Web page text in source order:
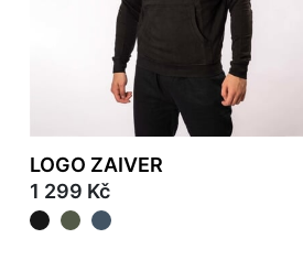
LOGO ZAIVER
1 299 Kč